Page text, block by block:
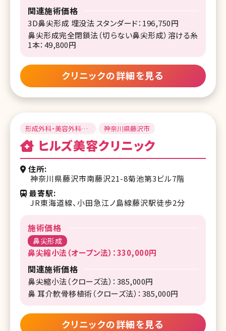
関連施術価格
3D鼻尖形成 埋没法 スタンダード：196,750円
鼻尖形成完全閉鎖法（切らない鼻尖形成）溶ける糸
1本：49,800円
クリニックの詳細を見る
形成外科・美容外科・
美容皮膚科
神奈川県藤沢市
ヒルズ美容クリニック
住所
神奈川県藤沢市南藤沢21-8菊池第3ビル7階
最寄駅
JR東海道線、小田急江ノ島線藤沢駅徒歩2分
施術価格
鼻尖形成
鼻尖縮小法（オープン法）：330,000円
関連施術価格
鼻尖縮小法（クローズ法）：385,000円
鼻 耳介軟骨移植術（クローズ法）：385,000円
クリニックの詳細を見る